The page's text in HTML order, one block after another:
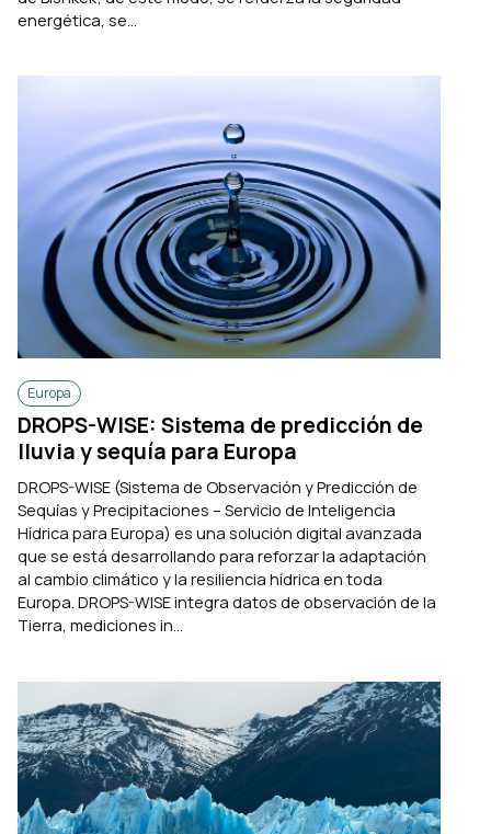
energética, se...
Europa
DROPS-WISE: Sistema de predicción de
lluvia y sequía para Europa
DROPS-WISE (Sistema de Observación y Predicción de
Sequías y Precipitaciones – Servicio de Inteligencia
Hídrica para Europa) es una solución digital avanzada
que se está desarrollando para reforzar la adaptación
al cambio climático y la resiliencia hídrica en toda
Europa. DROPS-WISE integra datos de observación de la
Tierra, mediciones in...